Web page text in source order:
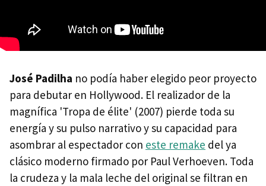
José Padilha no podía haber elegido peor proyecto
para debutar en Hollywood. El realizador de la
magnífica 'Tropa de élite' (2007) pierde toda su
energía y su pulso narrativo y su capacidad para
asombrar al espectador con este remake del ya
clásico moderno firmado por Paul Verhoeven. Toda
la crudeza y la mala leche del original se filtran en